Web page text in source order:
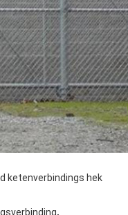
ketenverbindings hek
,